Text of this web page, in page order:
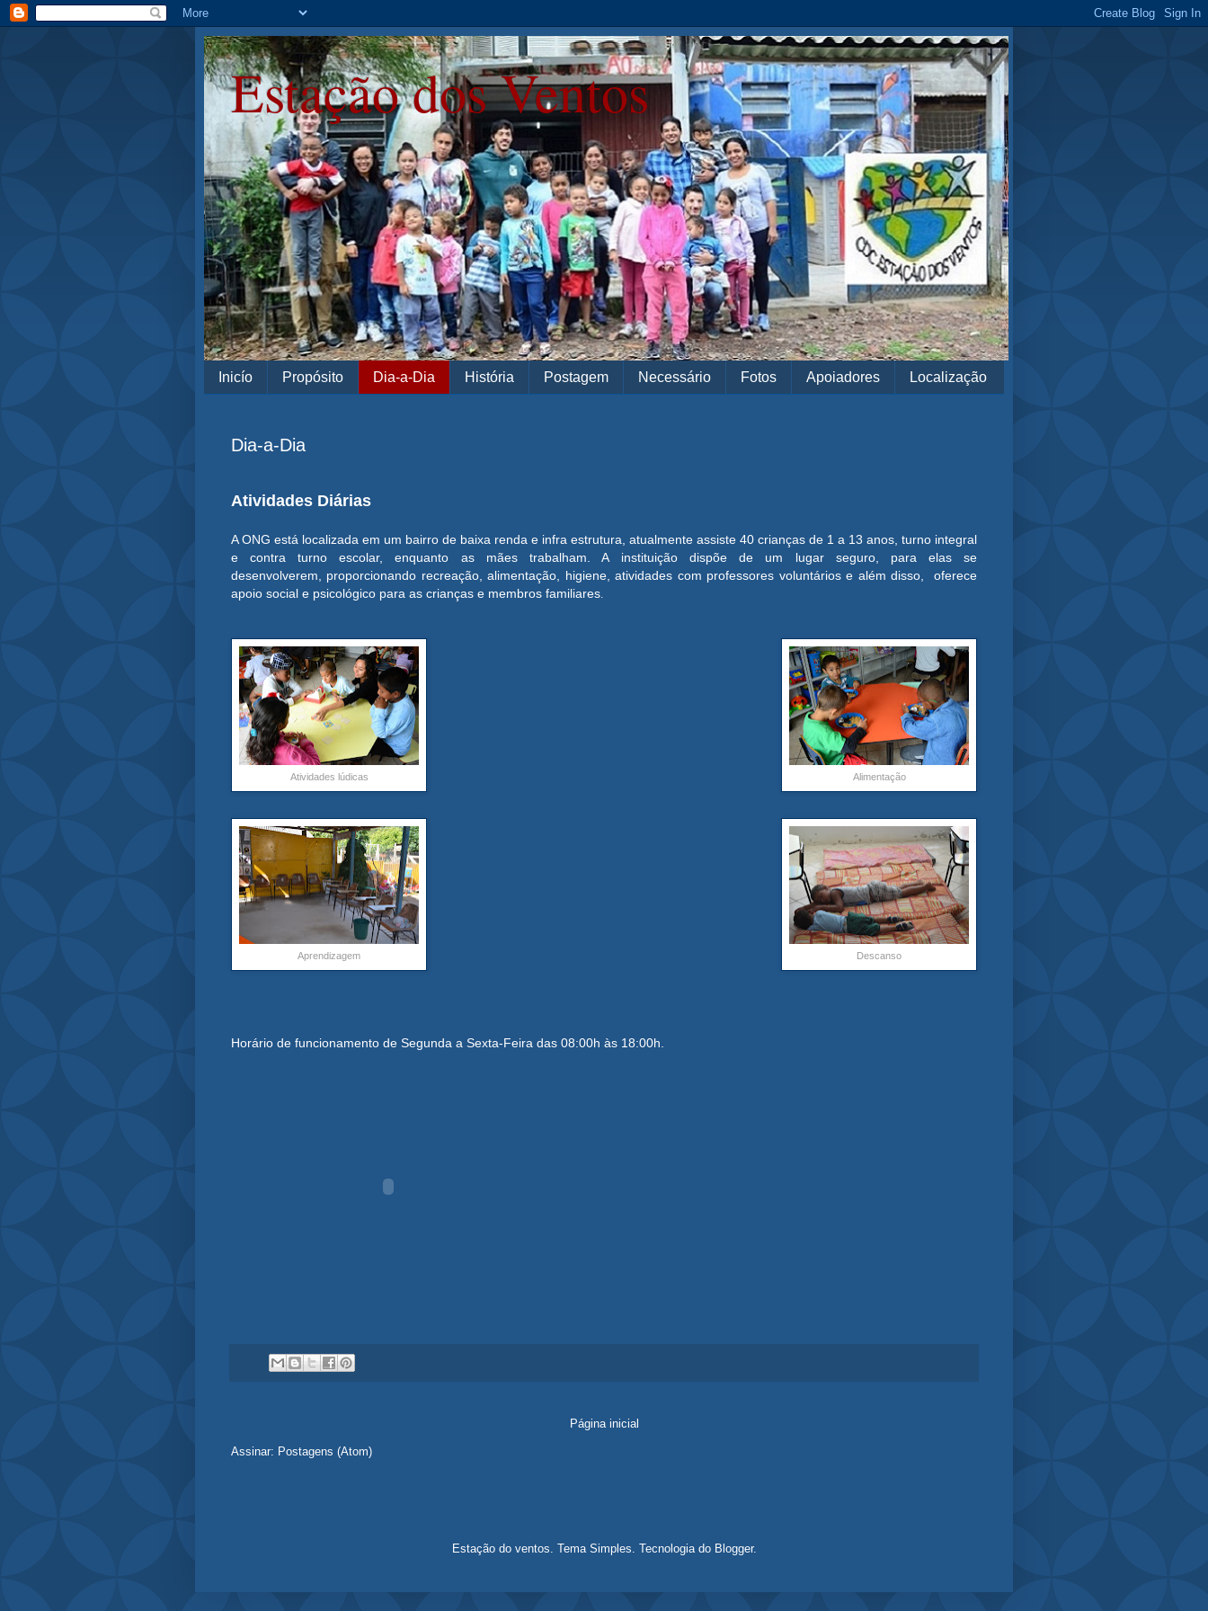
Estação dos Ventos
Inicío Propósito Dia-a-Dia História Postagem Necessário Fotos Apoiadores Localização
Dia-a-Dia
Atividades Diárias
A ONG está localizada em um bairro de baixa renda e infra estrutura, atualmente assiste 40 crianças de 1 a 13 anos, turno integral
e contra turno escolar, enquanto as mães trabalham. A instituição dispõe de um lugar seguro, para elas se
desenvolverem, proporcionando recreação, alimentação, higiene, atividades com professores voluntários e além disso, oferece
apoio social e psicológico para as crianças e membros familiares
Atividades lúdicas Alimentação
Aprendizagem Descanso
Horário de funcionamento de Segunda a Sexta-Feira das 08:00h às 18:00h.
Página inicial
Assinar: Postagens (Atom)
Estação do ventos. Tema Simples. Tecnologia do Blogger.